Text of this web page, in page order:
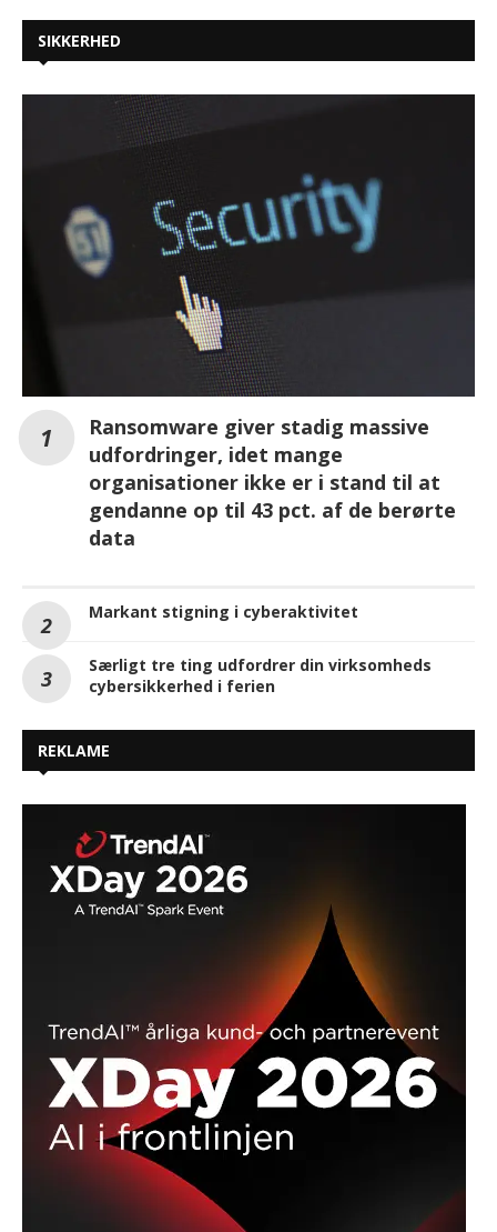
SIKKERHED
Ransomware giver stadig massive
udfordringer, idet mange
organisationer ikke er i stand til at
gendanne op til 43 pct. af de berørte
data
Markant stigning i cyberaktivitet
Særligt tre ting udfordrer din virksomheds
cybersikkerhed i ferien
REKLAME